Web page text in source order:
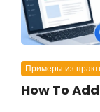
Примеры из
How To